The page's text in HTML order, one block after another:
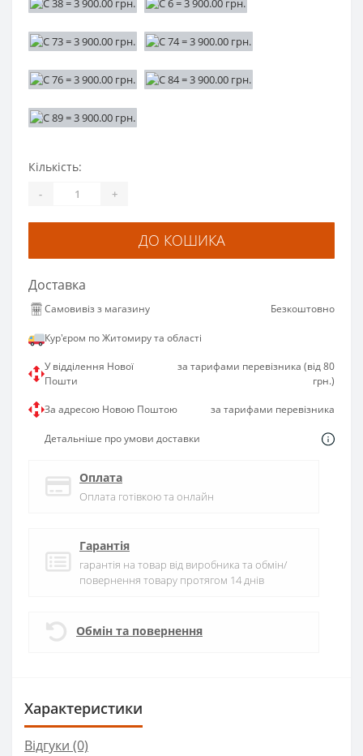
Кількість:
- +
ДО КОШИКА
Доставка
Самовивіз з магазину Безкоштовно
Кур'єром по Житомиру та області
У відділення Нової
Пошти
за тарифами перевізника (від 80
грн.)
За адресою Новою Поштою за тарифами перевізника
Детальніше про умови доставки
Оплата
Оплата готівкою та онлайн
Гарантія
гарантія на товар від виробника та обмін/
повернення товару протягом 14 днів
Обмін та повернення
Характеристики
Відгуки (0)